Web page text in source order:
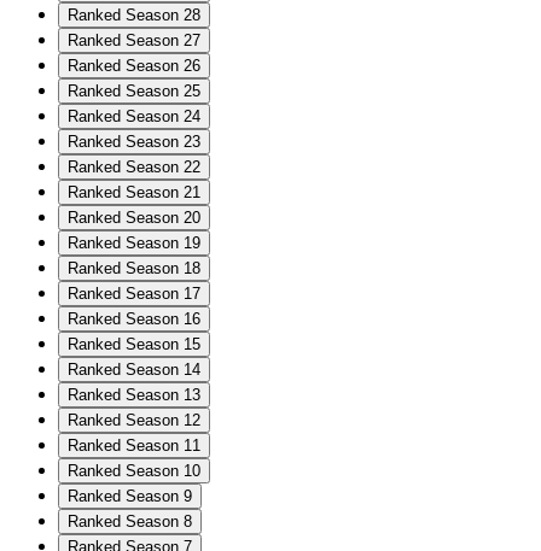
Ranked Season 28
Ranked Season 27
Ranked Season 26
Ranked Season 25
Ranked Season 24
Ranked Season 23
Ranked Season 22
Ranked Season 21
Ranked Season 20
Ranked Season 19
Ranked Season 18
Ranked Season 17
Ranked Season 16
Ranked Season 15
Ranked Season 14
Ranked Season 13
Ranked Season 12
Ranked Season 11
Ranked Season 10
Ranked Season 9
Ranked Season 8
Ranked Season 7